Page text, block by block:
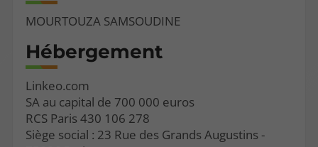
MOURTOUZA SAMSOUDINE
Hébergement
Linkeo.com
SA au capital de 700 000 euros
RCS Paris 430 106 278
Siège social : 23 Rue des Grands Augustins -